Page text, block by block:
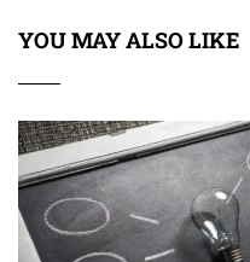
YOU MAY ALSO LIKE